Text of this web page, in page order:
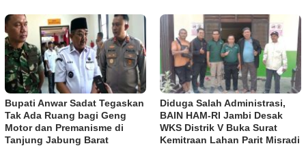
Bupati Anwar Sadat Tegaskan
Tak Ada Ruang bagi Geng
Motor dan Premanisme di
Tanjung Jabung Barat
Diduga Salah Administrasi,
BAIN HAM-RI Jambi Desak
WKS Distrik V Buka Surat
Kemitraan Lahan Parit Misradi